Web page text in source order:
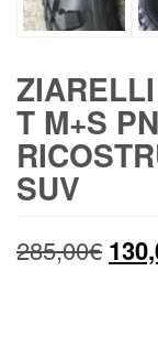
T M+S
SUV
285,00€ Il